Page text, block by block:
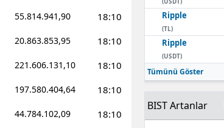
55.814.941,90 18:10
20.863.853,95 18:10
221.606.131,10 18:10
197.580.404,64 18:10
44.784.102,09 18:10
Ripple
(TL)
Ripple
(USDT)
Tümünü Göster
BIST Artanlar